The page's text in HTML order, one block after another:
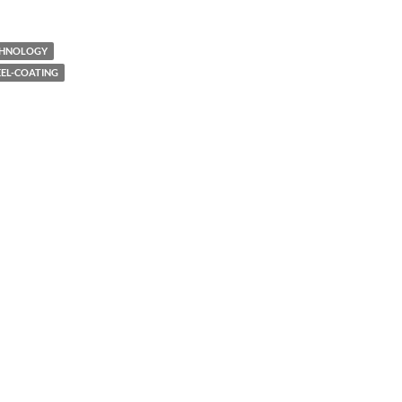
COATING